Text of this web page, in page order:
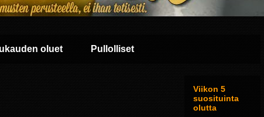
oluet Pullolliset
Viikon 5
suosituinta
olutta